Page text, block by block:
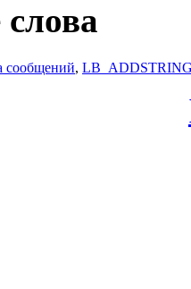
сообщений,